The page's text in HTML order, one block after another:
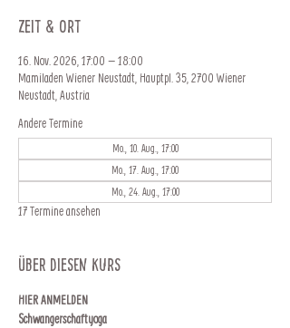
Zeit & Ort
16. Nov. 2026, 17:00 – 18:00
Mamiladen Wiener Neustadt, Hauptpl. 35, 2700 Wiener
Neustadt, Austria
Andere Termine
Mo., 10. Aug., 17:00
Mo., 17. Aug., 17:00
Mo., 24. Aug., 17:00
17 Termine ansehen
Über diesen Kurs
HIER ANMELDEN
Schwangerschaftyoga